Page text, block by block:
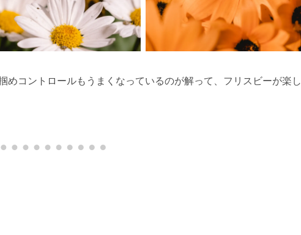
コントロールもうまくなっているのが解って、フリスビーが楽し